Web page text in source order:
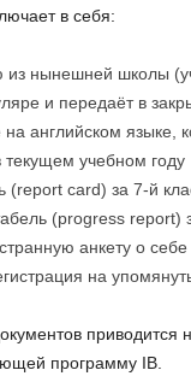
в себя:
нынешней школы
и передаёт в
английском языке,
текущем учебном году
(report card) за 7-й
(progress report)
анкету о себе
на
приводится
программу IB.